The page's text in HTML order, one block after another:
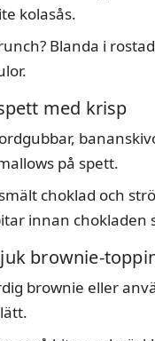
kolasås.
Blanda i
med krisp
på spett.
choklad och
innan chokladen
brownie eller